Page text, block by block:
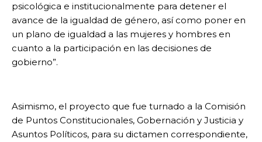
psicológica e institucionalmente para detener el
avance de la igualdad de género, así como poner en
un plano de igualdad a las mujeres y hombres en
cuanto a la participación en las decisiones de
gobierno”.
Asimismo, el proyecto que fue turnado a la Comisión
de Puntos Constitucionales, Gobernación y Justicia y
Asuntos Políticos, para su dictamen correspondiente,